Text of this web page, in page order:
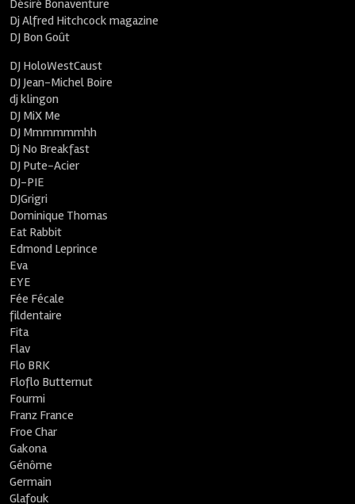
Désiré Bonaventure
Dj Alfred Hitchcock magazine
DJ Bon Goût
DJ HoloWestCaust
DJ Jean-Michel Boire
dj klingon
DJ MiX Me
DJ Mmmmmmhh
Dj No Breakfast
DJ Pute-Acier
DJ-PIE
DJGrigri
Dominique Thomas
Eat Rabbit
Edmond Leprince
Eva
EYE
Fée Fécale
fildentaire
Fita
Flav
Flo BRK
Floflo Butternut
Fourmi
Franz France
Froe Char
Gakona
Génôme
Germain
Glafouk